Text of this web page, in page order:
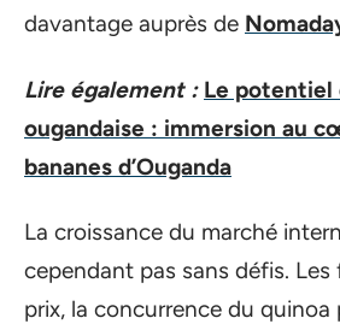
davantage auprès de
Lire également : Le potentiel
ougandaise : immersion au
bananes d’Ouganda
La croissance du marché
cependant pas sans défis.
prix, la concurrence du quinoa